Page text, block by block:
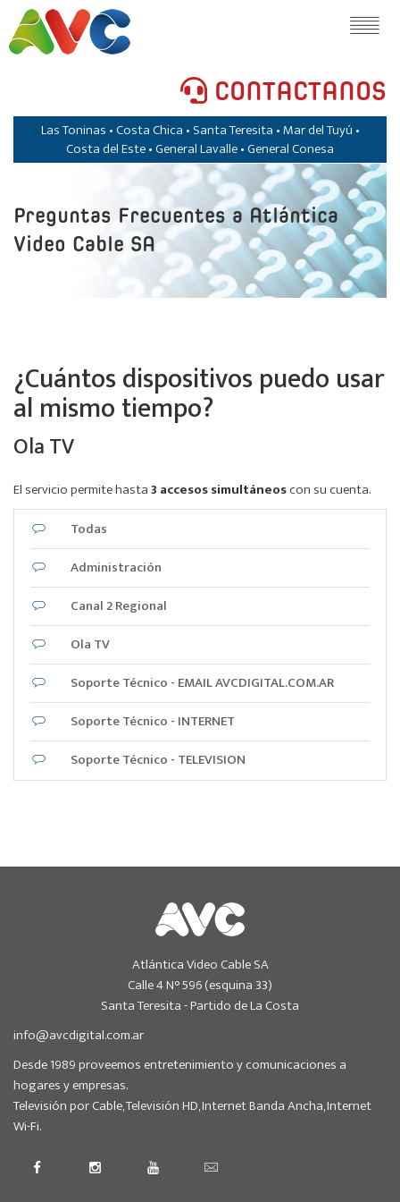
CONTACTANOS
Las Toninas • Costa Chica • Santa Teresita • Mar del Tuyú •
Costa del Este • General Lavalle • General Conesa
Preguntas Frecuentes a Atlántica
Video Cable SA
¿Cuántos dispositivos puedo usar
al mismo tiempo?
Ola TV
El servicio permite hasta3 accesos simultáneoscon su cuenta.
Todas
Administración
Canal 2 Regional
Ola TV
Soporte Técnico - EMAIL AVCDIGITAL.COM.AR
Soporte Técnico - INTERNET
Soporte Técnico - TELEVISION
Atlántica Video Cable SA
Calle 4 N° 596 (esquina 33)
Santa Teresita - Partido de La Costa
info@avcdigital.com.ar
Desde 1989 proveemos entretenimiento y comunicaciones a
hogares y empresas.
Televisión por Cable, Televisión HD, Internet Banda Ancha, Internet
Wi-Fi.